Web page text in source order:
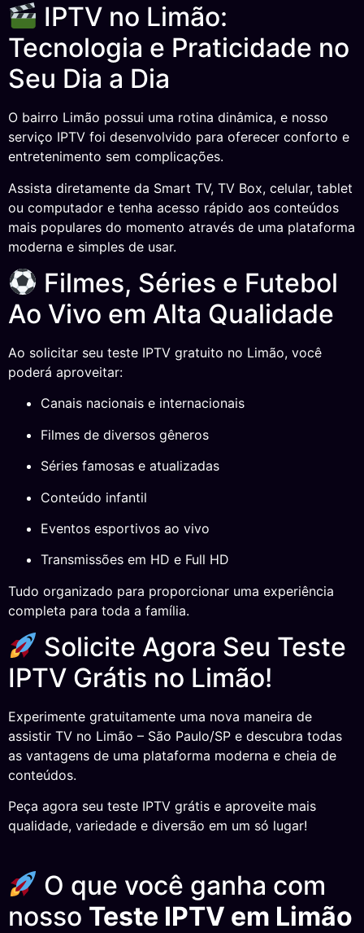
IPTV no Limão:
Tecnologia e Praticidade no
Seu Dia a Dia
O bairro Limão possui uma rotina dinâmica, e nosso
serviço IPTV foi desenvolvido para oferecer conforto e
entretenimento sem complicações.
Assista diretamente da Smart TV, TV Box, celular, tablet
ou computador e tenha acesso rápido aos conteúdos
mais populares do momento através de uma plataforma
moderna e simples de usar.
Filmes, Séries e Futebol
Ao Vivo em Alta Qualidade
Ao solicitar seu teste IPTV gratuito no Limão, você
poderá aproveitar:
Canais nacionais e internacionais
Filmes de diversos gêneros
Séries famosas e atualizadas
Conteúdo infantil
Eventos esportivos ao vivo
Transmissões em HD e Full HD
Tudo organizado para proporcionar uma experiência
completa para toda a família.
Solicite Agora Seu Teste
IPTV Grátis no Limão!
Experimente gratuitamente uma nova maneira de
assistir TV no Limão – São Paulo/SP e descubra todas
as vantagens de uma plataforma moderna e cheia de
conteúdos.
Peça agora seu teste IPTV grátis e aproveite mais
qualidade, variedade e diversão em um só lugar!
O que você ganha com
nosso Teste IPTV em Limão